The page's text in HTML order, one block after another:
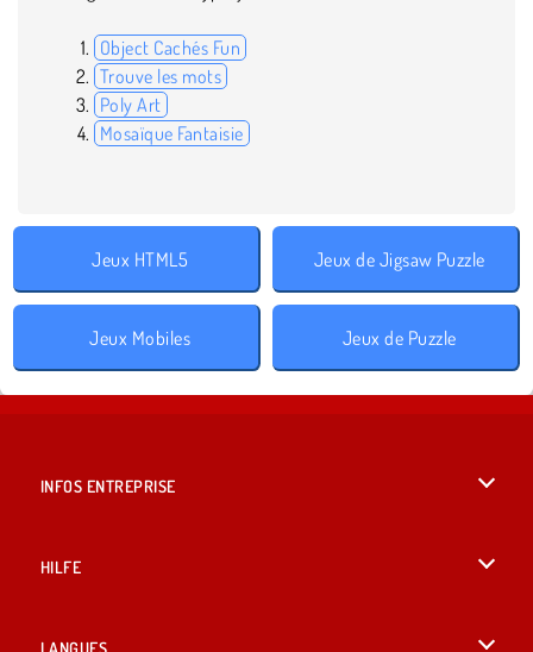
Object Cachés Fun
Trouve les mots
Poly Art
Mosaïque Fantaisie
Jeux HTML5 Jeux de Jigsaw Puzzle
Jeux Mobiles Jeux de Puzzle
INFOS ENTREPRISE
HILFE
LANGUES